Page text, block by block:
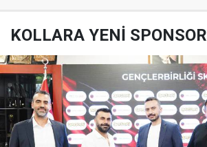
KOLLARA YENİ SPONSOR